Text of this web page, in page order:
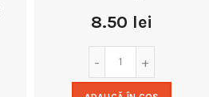
8.50 lei